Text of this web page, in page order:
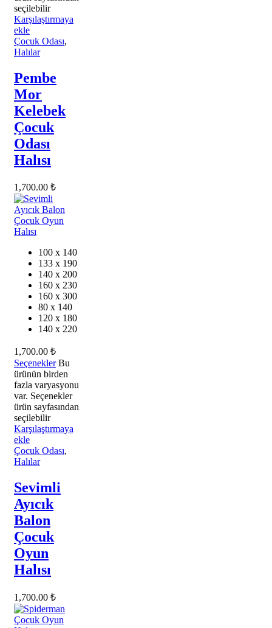
seçilebilir
Karşılaştırmaya
ekle
Çocuk Odası,
Halılar
Pembe
Mor
Kelebek
Çocuk
Odası
Halısı
1,700.00 ₺
100 x 140
133 x 190
140 x 200
160 x 230
160 x 300
80 x 140
120 x 180
140 x 220
1,700.00 ₺
Seçenekler Bu
ürünün birden
fazla varyasyonu
var. Seçenekler
ürün sayfasından
seçilebilir
Karşılaştırmaya
ekle
Çocuk Odası,
Halılar
Sevimli
Ayıcık
Balon
Çocuk
Oyun
Halısı
1,700.00 ₺